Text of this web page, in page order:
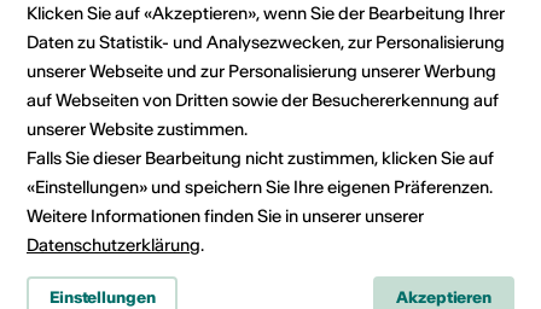
Social Media
Künstlergruppe teilen
Klicken Sie auf «Akzeptieren», wenn Sie der Bearbeitung Ihrer
Daten zu Statistik- und Analysezwecken, zur Personalisierung
unserer Webseite und zur Personalisierung unserer Werbung
auf Webseiten von Dritten sowie der Besuchererkennung auf
unserer Website zustimmen.
Falls Sie dieser Bearbeitung nicht zustimmen, klicken Sie auf
«Einstellungen» und speichern Sie Ihre eigenen Präferenzen.
Weitere Informationen finden Sie in unserer unserer
Datenschutzerklärung.
Einstellungen Akzeptieren